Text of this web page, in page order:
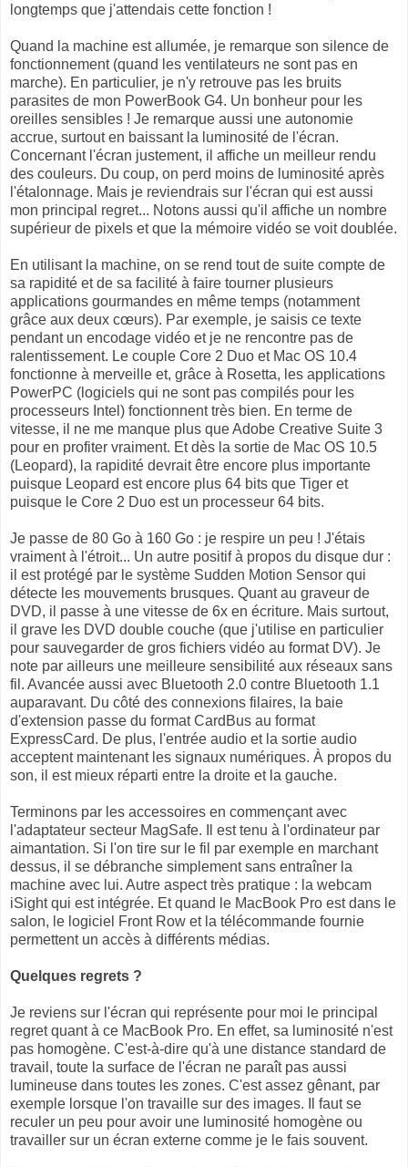
longtemps que j'attendais cette fonction !
Quand la machine est allumée, je remarque son silence de
fonctionnement (quand les ventilateurs ne sont pas en
marche). En particulier, je n'y retrouve pas les bruits
parasites de mon PowerBook G4. Un bonheur pour les
oreilles sensibles ! Je remarque aussi une autonomie
accrue, surtout en baissant la luminosité de l'écran.
Concernant l'écran justement, il affiche un meilleur rendu
des couleurs. Du coup, on perd moins de luminosité après
l'étalonnage. Mais je reviendrais sur l'écran qui est aussi
mon principal regret... Notons aussi qu'il affiche un nombre
supérieur de pixels et que la mémoire vidéo se voit doublée.
En utilisant la machine, on se rend tout de suite compte de
sa rapidité et de sa facilité à faire tourner plusieurs
applications gourmandes en même temps (notamment
grâce aux deux cœurs). Par exemple, je saisis ce texte
pendant un encodage vidéo et je ne rencontre pas de
ralentissement. Le couple Core 2 Duo et Mac OS 10.4
fonctionne à merveille et, grâce à Rosetta, les applications
PowerPC (logiciels qui ne sont pas compilés pour les
processeurs Intel) fonctionnent très bien. En terme de
vitesse, il ne me manque plus que Adobe Creative Suite 3
pour en profiter vraiment. Et dès la sortie de Mac OS 10.5
(Leopard), la rapidité devrait être encore plus importante
puisque Leopard est encore plus 64 bits que Tiger et
puisque le Core 2 Duo est un processeur 64 bits.
Je passe de 80 Go à 160 Go : je respire un peu ! J'étais
vraiment à l'étroit... Un autre positif à propos du disque dur :
il est protégé par le système Sudden Motion Sensor qui
détecte les mouvements brusques. Quant au graveur de
DVD, il passe à une vitesse de 6x en écriture. Mais surtout,
il grave les DVD double couche (que j'utilise en particulier
pour sauvegarder de gros fichiers vidéo au format DV). Je
note par ailleurs une meilleure sensibilité aux réseaux sans
fil. Avancée aussi avec Bluetooth 2.0 contre Bluetooth 1.1
auparavant. Du côté des connexions filaires, la baie
d'extension passe du format CardBus au format
ExpressCard. De plus, l'entrée audio et la sortie audio
acceptent maintenant les signaux numériques. À propos du
son, il est mieux réparti entre la droite et la gauche.
Terminons par les accessoires en commençant avec
l'adaptateur secteur MagSafe. Il est tenu à l'ordinateur par
aimantation. Si l'on tire sur le fil par exemple en marchant
dessus, il se débranche simplement sans entraîner la
machine avec lui. Autre aspect très pratique : la webcam
iSight qui est intégrée. Et quand le MacBook Pro est dans le
salon, le logiciel Front Row et la télécommande fournie
permettent un accès à différents médias.
Quelques regrets ?
Je reviens sur l'écran qui représente pour moi le principal
regret quant à ce MacBook Pro. En effet, sa luminosité n'est
pas homogène. C'est-à-dire qu'à une distance standard de
travail, toute la surface de l'écran ne paraît pas aussi
lumineuse dans toutes les zones. C'est assez gênant, par
exemple lorsque l'on travaille sur des images. Il faut se
reculer un peu pour avoir une luminosité homogène ou
travailler sur un écran externe comme je le fais souvent.